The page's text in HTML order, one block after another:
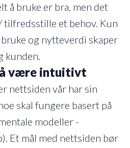
å bruke er bra, men det
tilfredsstille et behov. Kun
og nytteverdi skaper
kunden.
være intuitivt
nettsiden vår har sin
skal fungere basert på
modeller -
Et mål med nettsiden bør